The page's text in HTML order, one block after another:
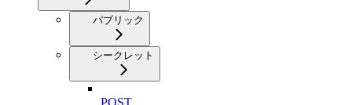
パブリック
シークレット